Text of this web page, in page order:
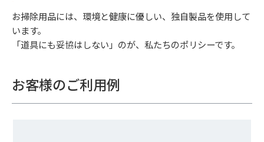
お掃除用品には、環境と健康に優しい、独自製品を使用して
います。
「道具にも妥協はしない」のが、私たちのポリシーです。
お客様のご利用例